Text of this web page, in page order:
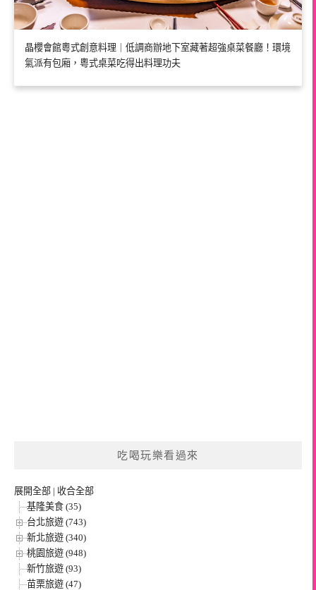
晶櫻會館粵式創意料理｜低調商辦地下室藏著超強桌菜餐廳！環境
氣派有包廂，粵式桌菜吃得出料理功夫
吃喝玩樂看過來
展開全部 | 收合全部
基隆美食 (35)
台北旅遊 (743)
新北旅遊 (340)
桃園旅遊 (948)
新竹旅遊 (93)
苗栗旅遊 (47)